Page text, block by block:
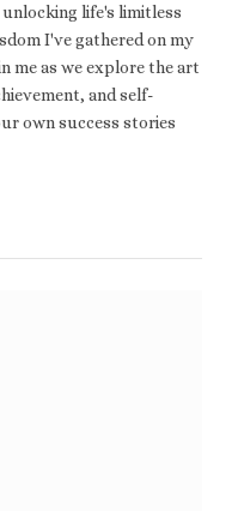
life's limitless
I've gathered on my
me as we explore the art
and self-
own success stories